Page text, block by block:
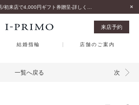
来店予約
結婚指輪 店舗のご案内
一覧へ戻る 次